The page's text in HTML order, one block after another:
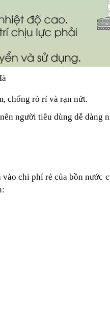
chống rò rỉ và rạn nứt.
người tiêu dùng dễ dàng
chi phí rẻ của bồn nước